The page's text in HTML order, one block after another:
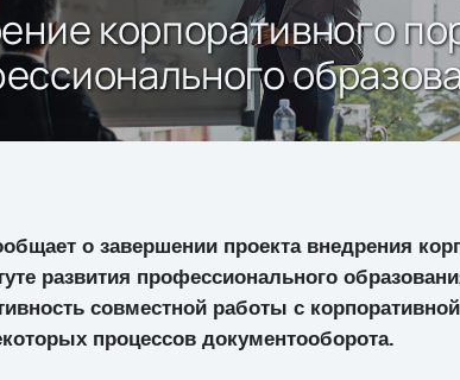
корпоративного
о завершении проекта внедрения
развития профессионального
совместной работы с
процессов документооборота.